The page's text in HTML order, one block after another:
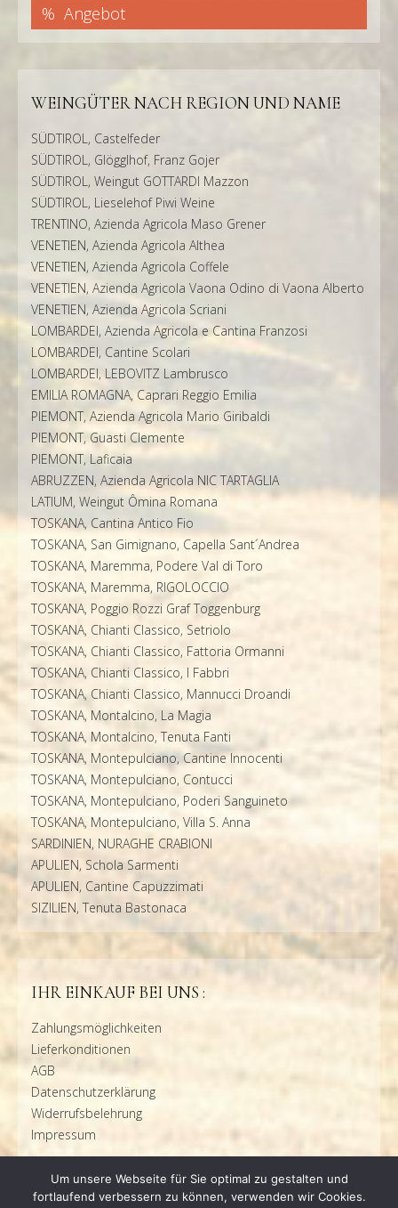
Angebot
WEINGÜTER NACH REGION UND NAME
SÜDTIROL, Castelfeder
SÜDTIROL, Glögglhof, Franz Gojer
SÜDTIROL, Weingut GOTTARDI Mazzon
SÜDTIROL, Lieselehof Piwi Weine
TRENTINO, Azienda Agricola Maso Grener
VENETIEN, Azienda Agricola Althea
VENETIEN, Azienda Agricola Coffele
VENETIEN, Azienda Agricola Vaona Odino di Vaona Alberto
VENETIEN, Azienda Agricola Scriani
LOMBARDEI, Azienda Agricola e Cantina Franzosi
LOMBARDEI, Cantine Scolari
LOMBARDEI, LEBOVITZ Lambrusco
EMILIA ROMAGNA, Caprari Reggio Emilia
PIEMONT, Azienda Agricola Mario Giribaldi
PIEMONT, Guasti Clemente
PIEMONT, Laficaia
ABRUZZEN, Azienda Agricola NIC TARTAGLIA
LATIUM, Weingut Ômina Romana
TOSKANA, Cantina Antico Fio
TOSKANA, San Gimignano, Capella Sant´Andrea
TOSKANA, Maremma, Podere Val di Toro
TOSKANA, Maremma, RIGOLOCCIO
TOSKANA, Poggio Rozzi Graf Toggenburg
TOSKANA, Chianti Classico, Setriolo
TOSKANA, Chianti Classico, Fattoria Ormanni
TOSKANA, Chianti Classico, I Fabbri
TOSKANA, Chianti Classico, Mannucci Droandi
TOSKANA, Montalcino, La Magia
TOSKANA, Montalcino, Tenuta Fanti
TOSKANA, Montepulciano, Cantine Innocenti
TOSKANA, Montepulciano, Contucci
TOSKANA, Montepulciano, Poderi Sanguineto
TOSKANA, Montepulciano, Villa S. Anna
SARDINIEN, NURAGHE CRABIONI
APULIEN, Schola Sarmenti
APULIEN, Cantine Capuzzimati
SIZILIEN, Tenuta Bastonaca
IHR EINKAUF BEI UNS :
Zahlungsmöglichkeiten
Lieferkonditionen
AGB
Datenschutzerklärung
Widerrufsbelehrung
Impressum
Um unsere Webseite für Sie optimal zu gestalten und
fortlaufend verbessern zu können, verwenden wir Cookies.